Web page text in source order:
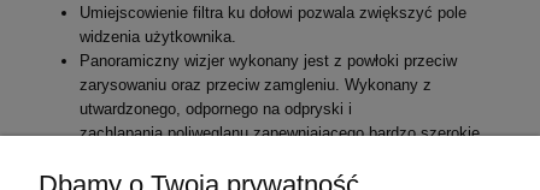
Umiejscowienie filtra ku dołowi pozwala zwiększyć pole
widzenia użytkownika.
Panoramiczny wizjer wykonany jest z powłoki przeciw
zarysowaniu oraz przeciw zamgleniu. Wykonany z
utwardzonego, odpornego na odpryski i
zachlapania poliwęglanu zapewniającego bardzo szerokie